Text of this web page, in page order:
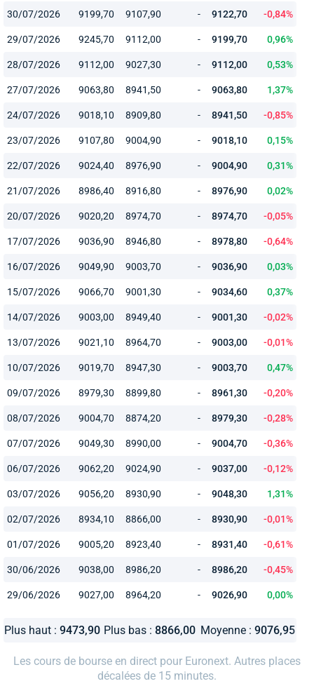
30/07/2026 9199,70 9107,90 - 9122,70 -0,84%
29/07/2026 9245,70 9112,00 - 9199,70 0,96%
28/07/2026 9112,00 9027,30 - 9112,00 0,53%
27/07/2026 9063,80 8941,50 - 9063,80 1,37%
24/07/2026 9018,10 8909,80 - 8941,50 -0,85%
23/07/2026 9107,80 9004,90 - 9018,10 0,15%
22/07/2026 9024,40 8976,90 - 9004,90 0,31%
21/07/2026 8986,40 8916,80 - 8976,90 0,02%
20/07/2026 9020,20 8974,70 - 8974,70 -0,05%
17/07/2026 9036,90 8946,80 - 8978,80 -0,64%
16/07/2026 9049,90 9003,70 - 9036,90 0,03%
15/07/2026 9066,70 9001,30 - 9034,60 0,37%
14/07/2026 9003,00 8949,40 - 9001,30 -0,02%
13/07/2026 9021,10 8964,70 - 9003,00 -0,01%
10/07/2026 9019,70 8947,30 - 9003,70 0,47%
09/07/2026 8979,30 8899,80 - 8961,30 -0,20%
08/07/2026 9004,70 8874,20 - 8979,30 -0,28%
07/07/2026 9049,30 8990,00 - 9004,70 -0,36%
06/07/2026 9062,20 9024,90 - 9037,00 -0,12%
03/07/2026 9056,20 8930,90 - 9048,30 1,31%
02/07/2026 8934,10 8866,00 - 8930,90 -0,01%
01/07/2026 9005,20 8923,40 - 8931,40 -0,61%
30/06/2026 9038,00 8986,20 - 8986,20 -0,45%
29/06/2026 9027,00 8964,20 - 9026,90 0,00%
Plus haut :9473,90 Plus bas :8866,00 Moyenne : 9076,95
Les cours de bourse en direct pour Euronext. Autres places
décalées de 15 minutes.